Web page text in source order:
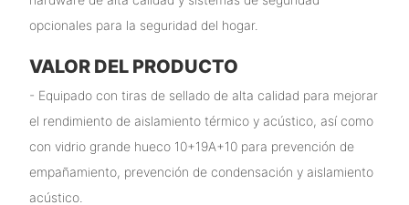
opcionales para la seguridad del hogar.
VALOR DEL PRODUCTO
- Equipado con tiras de sellado de alta calidad para mejorar
el rendimiento de aislamiento térmico y acústico, así como
con vidrio grande hueco 10+19A+10 para prevención de
empañamiento, prevención de condensación y aislamiento
acústico.